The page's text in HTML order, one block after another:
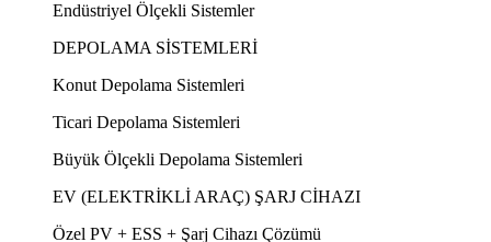
Endüstriyel Ölçekli Sistemler
DEPOLAMA SİSTEMLERİ
Konut Depolama Sistemleri
Ticari Depolama Sistemleri
Büyük Ölçekli Depolama Sistemleri
EV (ELEKTRİKLİ ARAÇ) ŞARJ CİHAZI
Özel PV + ESS + Şarj Cihazı Çözümü